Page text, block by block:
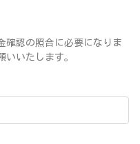
確認の照合に必要になりま
いいたします。